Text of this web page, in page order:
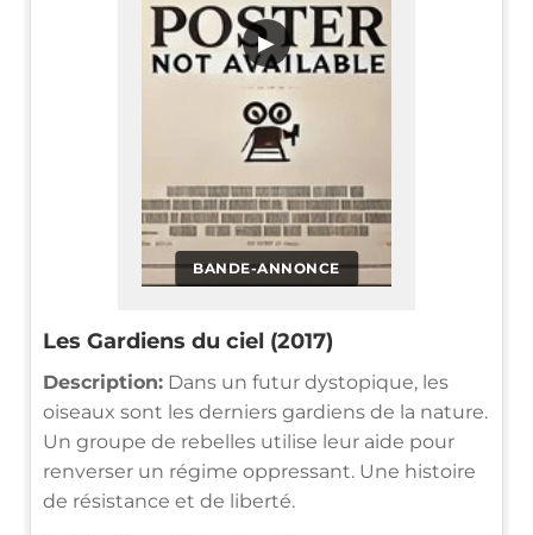
BANDE-ANNONCE
▶
Les Gardiens du ciel (2017)
Description: Dans un futur dystopique, les
oiseaux sont les derniers gardiens de la nature.
Un groupe de rebelles utilise leur aide pour
renverser un régime oppressant. Une histoire
de résistance et de liberté.